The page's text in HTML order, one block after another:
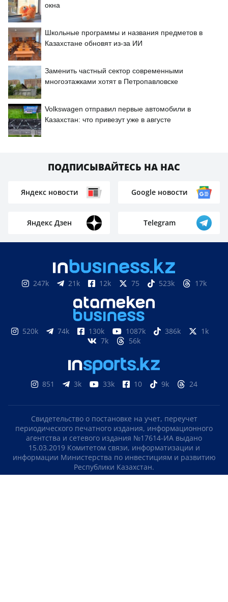
окна
Школьные программы и названия предметов в
Казахстане обновят из-за ИИ
Заменить частный сектор современными
многоэтажками хотят в Петропавловске
Volkswagen отправил первые автомобили в
Казахстан: что привезут уже в августе
ПОДПИСЫВАЙТЕСЬ НА НАС
Яндекс новости Google новости
Яндекс Дзен Telegram
247k 21k 12k 75 523k 17k
520k 74k 130k 1087k 386k
1k
7k
56k
851 3k 33k 10 9k 24
Свидетельство о постановке на учет, переучет
периодического печатного издания, информационного
агентства и сетевого издания №17614-ИА выдано
15.03.2019 Комитетом связи, информатизации и
информации Министерства по инвестициям и развитию
Республики Казахстан.